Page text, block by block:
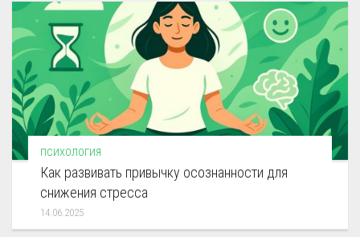
ПСИХОЛОГИЯ
Как развивать привычку осознанности для
снижения стресса
14.06.2025